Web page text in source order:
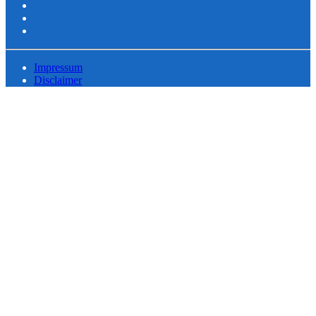
Impressum
Disclaimer